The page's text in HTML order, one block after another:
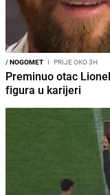
/NOGOMET I PRIJE OKO 3H
Preminuo otac
figura u karijeri